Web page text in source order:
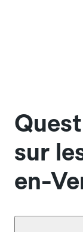
sur
en-